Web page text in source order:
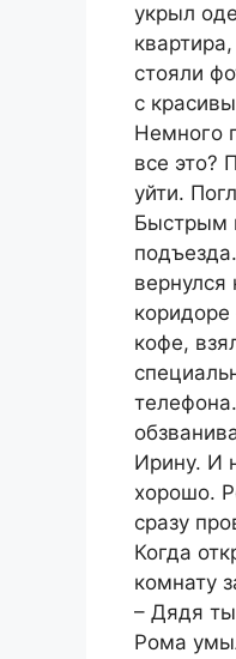
укрыл
стояли
с
Немного
все это?
уйти.
Быстрым
кофе,
Ирину. И
хорошо.
сразу
Когда
комнату
– Дядя
Рома